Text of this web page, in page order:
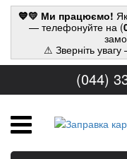
💙💛 Ми працюємо!
— телефонуйте на (
⚠ Зверніть увагу
(044)